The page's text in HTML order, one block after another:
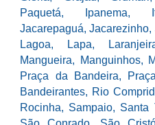
Paquetá, Ipanema,
Jacarepaguá,
Lagoa, Lapa,
Mangueira, Manguinhos,
Praça da Bandeira,
Bandeirantes, Rio
Rocinha, Sampaio, Santa